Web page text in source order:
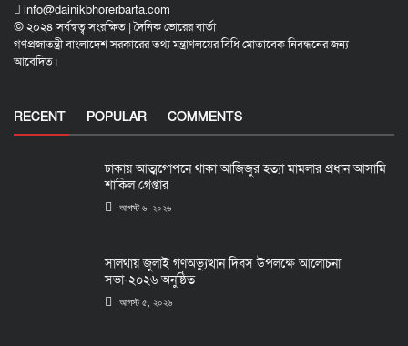
info@dainikbhorerbarta.com
© ২০২৪ সর্বস্বত্ব সংরক্ষিত | দৈনিক ভোরের বার্তা
গণপ্রজাতন্ত্রী বাংলাদেশ সরকারের তথ্য মন্ত্রাণলয়ের বিধি মোতাবেক নিবন্ধনের জন্য
আবেদিত।
RECENT POPULAR COMMENTS
ঢাকায় আত্মগোপনে থাকা আজিজুর হত্যা মামলার প্রধান আসামি
শাকিল গ্রেপ্তার
আগস্ট ৬, ২০২৬
সালথায় জুলাই গণঅভ্যুত্থান দিবস উপলক্ষে আলোচনা
সভা-২০২৬ অনুষ্ঠিত
আগস্ট ৫, ২০২৬